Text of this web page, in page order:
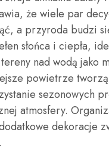
że wiele par
a przyroda budzi
słońca i ciepła,
nad wodą jako
powietrze
sezonowych
atmosfery.
dekoracje